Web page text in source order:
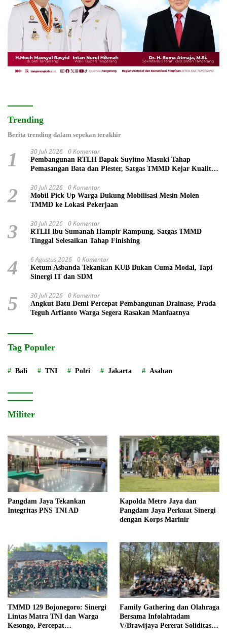
Trending
Berita trending dalam sepekan terakhir
1 30 Juli 2026 0 Komentar
Pembangunan RTLH Bapak Suyitno Masuki Tahap
Pemasangan Bata dan Plester, Satgas TMMD Kejar Kualitas
2 30 Juli 2026 0 Komentar
Mobil Pick Up Warga Dukung Mobilisasi Mesin Molen
TMMD ke Lokasi Pekerjaan
3 30 Juli 2026 0 Komentar
RTLH Ibu Sumanah Hampir Rampung, Satgas TMMD
Tinggal Selesaikan Tahap Finishing
4 6 Agustus 2026 0 Komentar
Ketum Asbanda Tekankan KUB Bukan Cuma Modal, Tapi
Sinergi IT dan SDM
5 30 Juli 2026 0 Komentar
Angkut Batu Demi Percepat Pembangunan Drainase, Prada
Teguh Arfianto Warga Segera Rasakan Manfaatnya
Tag Populer
Bali TNI Polri Jakarta Asahan
Militer
Pangdam Jaya Tekankan
Integritas PNS TNI AD
Kapolda Metro Jaya dan
Pangdam Jaya Perkuat Sinergi
dengan Korps Marinir
TMMD 129 Bojonegoro: Sinergi
Lintas Matra TNI dan Warga
Kesongo, Percepat
Family Gathering dan Olahraga
Bersama Infolahtadam
V/Brawijaya Pererat Soliditas